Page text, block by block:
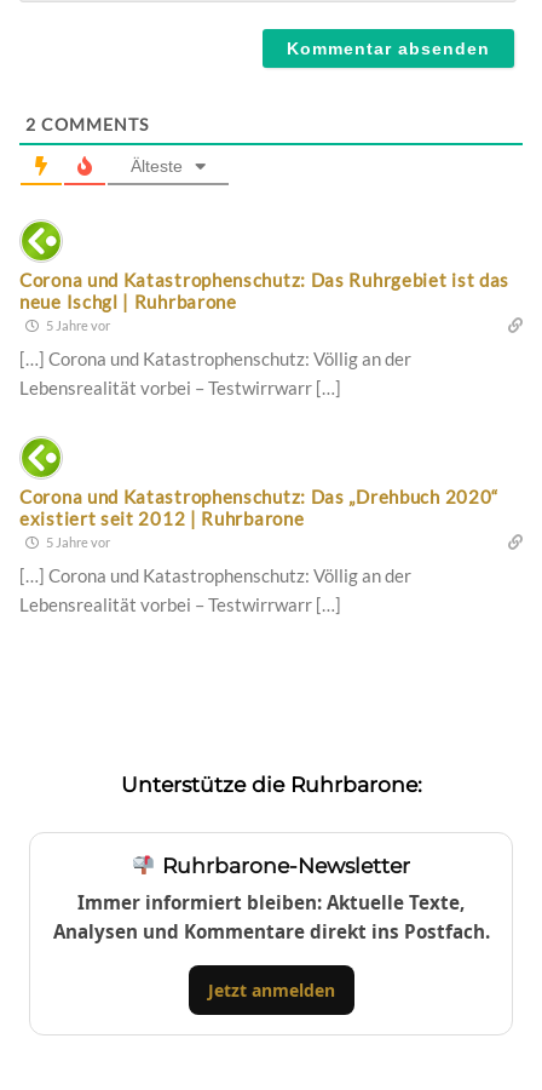
2 COMMENTS
Älteste
Corona und Katastrophenschutz: Das Ruhrgebiet ist das
neue Ischgl | Ruhrbarone
5 Jahre vor
[…] Corona und Katastrophenschutz: Völlig an der
Lebensrealität vorbei – Testwirrwarr […]
Corona und Katastrophenschutz: Das „Drehbuch 2020“
existiert seit 2012 | Ruhrbarone
5 Jahre vor
[…] Corona und Katastrophenschutz: Völlig an der
Lebensrealität vorbei – Testwirrwarr […]
Unterstütze die Ruhrbarone:
Ruhrbarone-Newsletter
Immer informiert bleiben: Aktuelle Texte,
Analysen und Kommentare direkt ins Postfach.
Jetzt anmelden